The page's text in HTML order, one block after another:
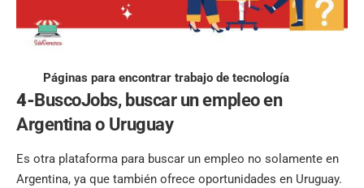
Páginas para encontrar trabajo de tecnología
4-BuscoJobs, buscar un empleo en
Argentina o Uruguay
Es otra plataforma para buscar un empleo no solamente en
Argentina, ya que también ofrece oportunidades en Uruguay.